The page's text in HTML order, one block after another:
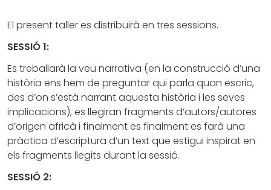
El present taller es distribuirà en tres sessions.
SESSIÓ 1:
Es treballarà la veu narrativa (en la construcció d’una
història ens hem de preguntar qui parla quan escric,
des d’on s’està narrant aquesta història i les seves
implicacions), es llegiran fragments d’autors/autores
d’origen africà i finalment es finalment es farà una
pràctica d’escriptura d’un text que estigui inspirat en
els fragments llegits durant la sessió.
SESSIÓ 2: